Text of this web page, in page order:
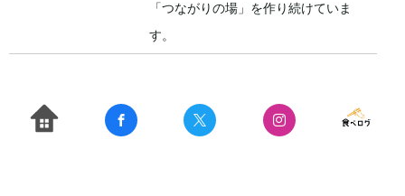
「つながりの場」を作り続けていま
す。